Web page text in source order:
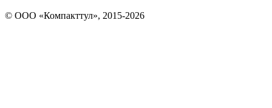
© OOO «Компакттул», 2015-2026